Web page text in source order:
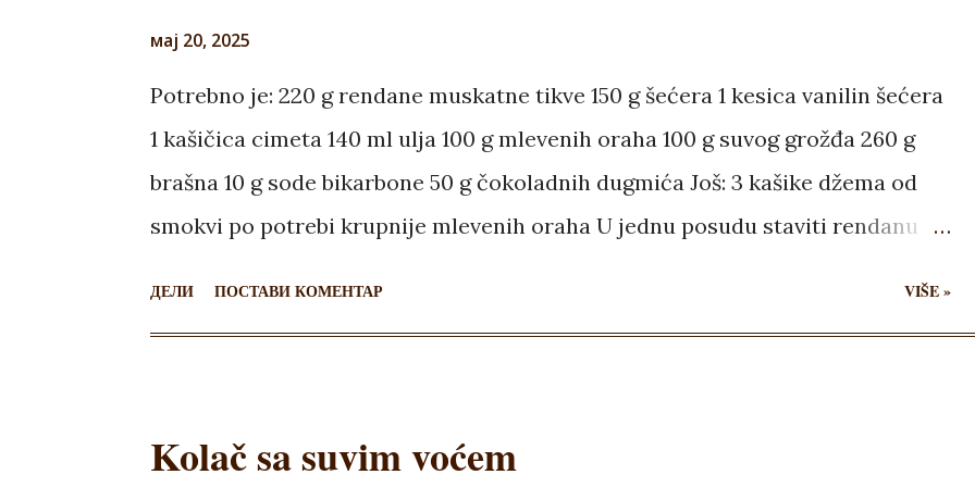
мај 20, 2025
Potrebno je: 220 g rendane muskatne tikve 150 g šećera 1 kesica vanilin šećera
1 kašičica cimeta 140 ml ulja 100 g mlevenih oraha 100 g suvog grožđa 260 g
brašna 10 g sode bikarbone 50 g čokoladnih dugmića Još: 3 kašike džema od
smokvi po potrebi krupnije mlevenih oraha U jednu posudu staviti rendanu
vazduha (ja sam rukama poravnala). Staviti da se peče oko 35 minuta.
ДЕЛИ ПОСТАВИ КОМЕНТАР VIŠE »
Kolač sa suvim voćem